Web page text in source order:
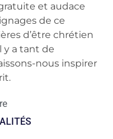
et audace
de ce
d’être chrétien
y a tant de
nous inspirer